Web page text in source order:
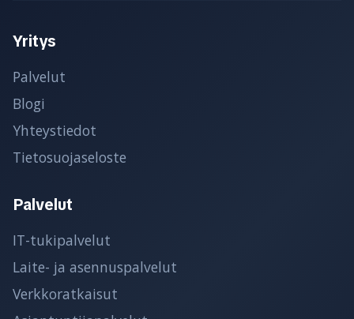
Yritys
Palvelut
Blogi
Yhteystiedot
Tietosuojaseloste
Palvelut
IT-tukipalvelut
Laite- ja asennuspalvelut
Verkkoratkaisut